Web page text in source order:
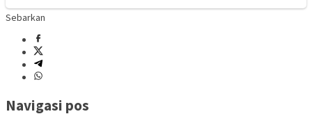
Sebarkan
Navigasi pos